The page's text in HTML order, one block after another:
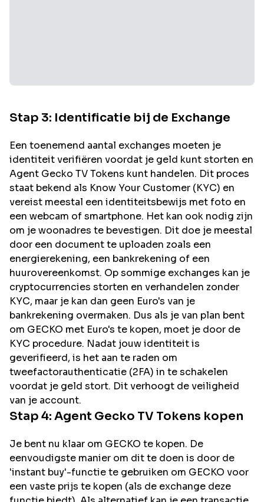
Stap 3: Identificatie bij de Exchange
Een toenemend aantal exchanges moeten je
identiteit verifiëren voordat je geld kunt storten en
Agent Gecko TVTokens kunt handelen. Dit proces
staat bekend als Know Your Customer (KYC) en
vereist meestal een identiteitsbewijs met foto en
een webcam of smartphone. Het kan ook nodig zijn
om je woonadres te bevestigen. Dit doe je meestal
door een document te uploaden zoals een
energierekening, een bankrekening of een
huurovereenkomst. Op sommige exchanges kan je
cryptocurrencies storten en verhandelen zonder
KYC, maar je kan dan geen Euro's van je
bankrekening overmaken. Dus als je van plan bent
om GECKO met Euro's te kopen, moet je door de
KYC procedure. Nadat jouw identiteit is
geverifieerd, is het aan te raden om
tweefactorauthenticatie (2FA) in te schakelen
voordat je geld stort. Dit verhoogt de veiligheid
van je account.
Stap 4: Agent Gecko TV Tokens kopen
Je bent nu klaar om GECKO te kopen. De
eenvoudigste manier om dit te doen is door de
'instant buy'-functie te gebruiken om GECKO voor
een vaste prijs te kopen (als de exchange deze